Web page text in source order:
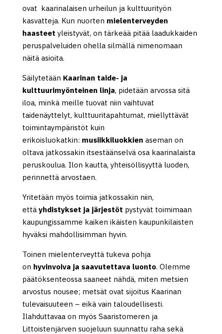
ovat kaarinalaisen urheilun ja kulttuurityön
kasvatteja. Kun nuorten mielenterveyden
haasteet yleistyvät, on tärkeää pitää laadukkaiden
peruspalveluiden ohella silmällä nimenomaan
näitä asioita.
Säilytetään Kaarinan taide- ja
kulttuurimyönteinen linja, pidetään arvossa sitä
iloa, minkä meille tuovat niin vaihtuvat
taidenäyttelyt, kulttuuritapahtumat, miellyttävät
toimintaympäristöt kuin
erikoisluokatkin: musiikkiluokkien aseman on
oltava jatkossakin itsestäänselvä osa kaarinalaista
peruskoulua. Ilon kautta, yhteisöllisyyttä luoden,
perinnettä arvostaen.
Yritetään myös toimia jatkossakin niin,
että yhdistykset ja järjestöt pystyvät toimimaan
kaupungissamme kaiken ikäisten kaupunkilaisten
hyväksi mahdollisimman hyvin.
Toinen mielenterveyttä tukeva pohja
on hyvinvoiva ja saavutettava luonto. Olemme
päätöksenteossa saaneet nähdä, miten metsien
arvostus nousee; metsät ovat sijoitus Kaarinan
tulevaisuuteen – eikä vain taloudellisesti.
Ilahduttavaa on myös Saaristomeren ja
Littoistenjärven suojeluun suunnattu raha sekä